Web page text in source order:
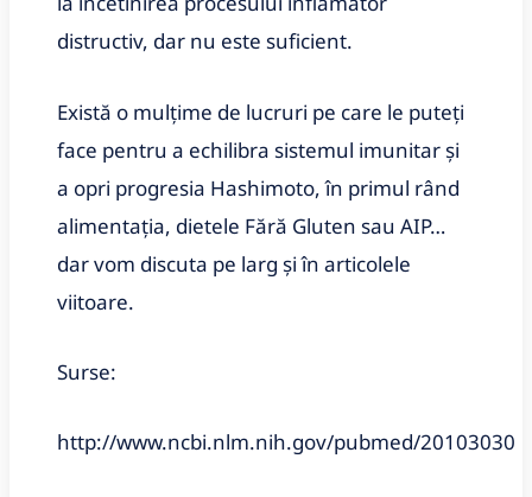
distructiv, dar nu este suficient.
Există o mulțime de lucruri pe care le puteți
face pentru a echilibra sistemul imunitar și
a opri progresia Hashimoto, în primul rând
alimentația, dietele Fără Gluten sau AIP…
dar vom discuta pe larg și în articolele
viitoare.
Surse:
http://www.ncbi.nlm.nih.gov/pubmed/20103030